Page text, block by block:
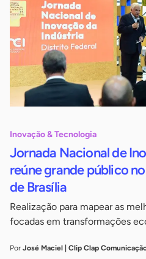
Inovação & Tecnologia
Jornada Nacional de
reúne grande público
de Brasília
Realização para mapear as
focadas em transformações
Por José Maciel | Clip Clap